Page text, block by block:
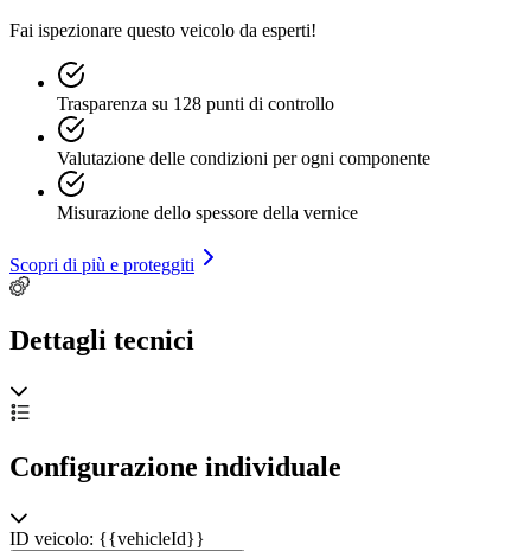
Fai ispezionare questo veicolo da esperti!
Trasparenza su 128 punti di controllo
Valutazione delle condizioni per ogni componente
Misurazione dello spessore della vernice
Scopri di più e proteggiti
Dettagli tecnici
Configurazione individuale
ID veicolo: {{vehicleId}}